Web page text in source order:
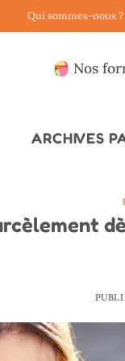
Qui sommes-nous ?
Nos
ARCHIVES